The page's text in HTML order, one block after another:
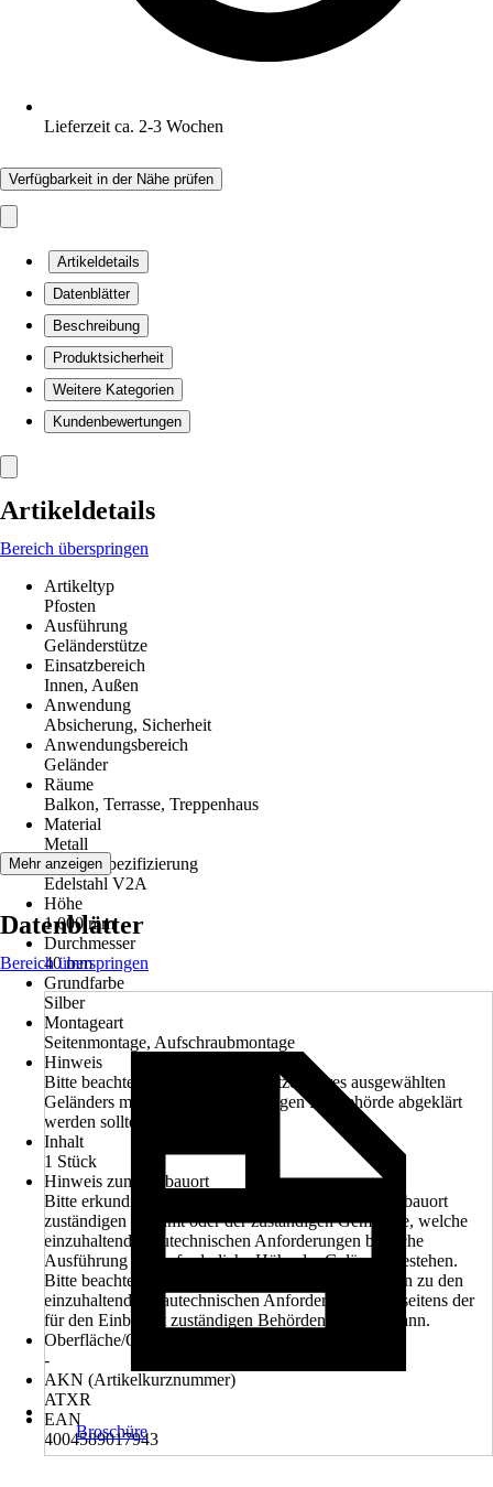
Lieferzeit ca. 2-3 Wochen
Verfügbarkeit in der Nähe prüfen
Artikeldetails
Datenblätter
Beschreibung
Produktsicherheit
Weitere Kategorien
Kundenbewertungen
Artikeldetails
Bereich überspringen
Artikeltyp
Pfosten
Ausführung
Geländerstütze
Einsatzbereich
Innen, Außen
Anwendung
Absicherung, Sicherheit
Anwendungsbereich
Geländer
Räume
Balkon, Terrasse, Treppenhaus
Material
Metall
Materialspezifizierung
Edelstahl V2A
Höhe
1 000 mm
Durchmesser
40 mm
Grundfarbe
Silber
Montageart
Seitenmontage, Aufschraubmontage
Hinweis
Bitte beachten Sie, dass der Einsatzort Ihres ausgewählten
Geländers mit der für Sie zuständigen Baubehörde abgeklärt
werden sollte.
Inhalt
1 Stück
Hinweis zum Einbauort
Bitte erkundigen Sie sich vorab bei dem für den Einbauort
zuständigen Bauamt oder der zuständigen Gemeinde, welche
einzuhaltende bautechnischen Anforderungen bauliche
Ausführung und erforderliche Höhe der Geländer bestehen.
Bitte beachten Sie, dass eine umfassende Information zu den
einzuhaltenden bautechnischen Anforderungen nur seitens der
für den Einbauort zuständigen Behörden erfolgen kann.
Oberfläche/Oberflächenbehandlung
-
AKN (Artikelkurznummer)
ATXR
EAN
4004589017943
Mehr anzeigen
Datenblätter
Bereich überspringen
Broschüre